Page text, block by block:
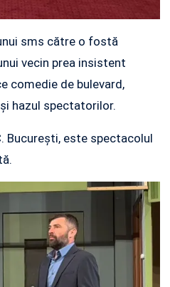
sms către o fostă
vecin prea insistent
comedie de bulevard,
hazul spectatorilor.
București, este spectacolul